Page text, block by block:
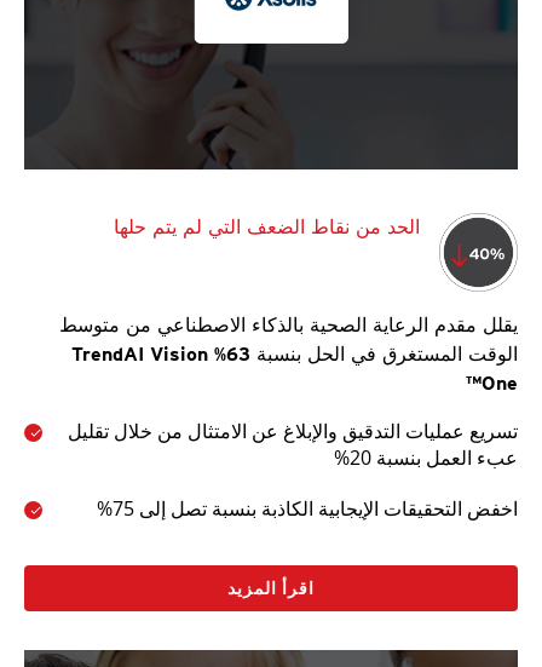
الحد من نقاط الضعف التي لم يتم حلها
يقلل مقدم الرعاية الصحية بالذكاء الاصطناعي من متوسط
الوقت المستغرق في الحل بنسبة 63% TrendAI Vision
One™
تسريع عمليات التدقيق والإبلاغ عن الامتثال من خلال تقليل
عبء العمل بنسبة 20%
اخفض التحقيقات الإيجابية الكاذبة بنسبة تصل إلى 75%
اقرأ المزيد